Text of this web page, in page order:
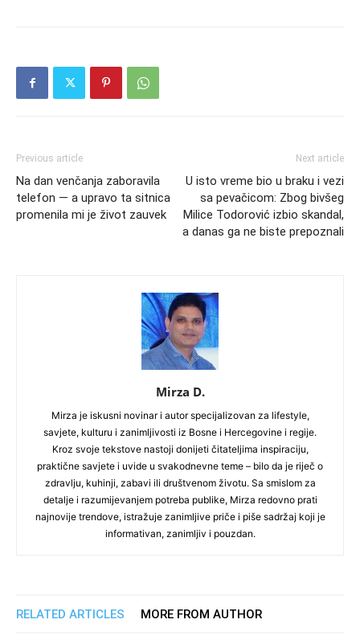
Previous article
Na dan venčanja zaboravila
telefon — a upravo ta sitnica
promenila mi je život zauvek
Next article
U isto vreme bio u braku i vezi
sa pevačicom: Zbog bivšeg
Milice Todorović izbio skandal,
a danas ga ne biste prepoznali
Mirza D.
Mirza je iskusni novinar i autor specijalizovan za lifestyle,
savjete, kulturu i zanimljivosti iz Bosne i Hercegovine i regije.
Kroz svoje tekstove nastoji donijeti čitateljima inspiraciju,
praktične savjete i uvide u svakodnevne teme – bilo da je riječ o
zdravlju, kuhinji, zabavi ili društvenom životu. Sa smislom za
detalje i razumijevanjem potreba publike, Mirza redovno prati
najnovije trendove, istražuje zanimljive priče i piše sadržaj koji je
informativan, zanimljiv i pouzdan.
RELATED ARTICLES MORE FROM AUTHOR